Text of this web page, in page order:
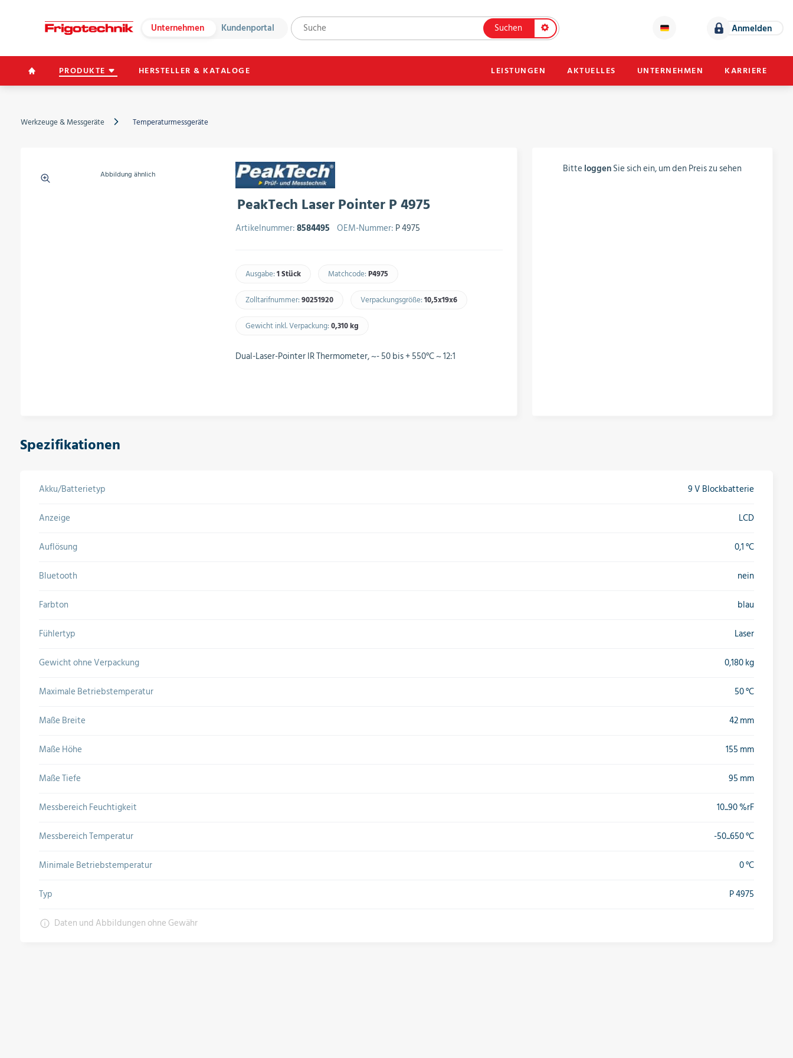
Unternehmen Kundenportal Suchen Anmelden
PRODUKTE HERSTELLER & KATALOGE LEISTUNGEN AKTUELLES UNTERNEHMEN KARRIERE
Werkzeuge & Messgeräte Temperaturmessgeräte
Abbildung ähnlich
PeakTech Laser Pointer P 4975
Artikelnummer:8584495 OEM-Nummer: P 4975
Ausgabe:1 Stück Matchcode:P4975​
Zolltarifnummer:90251920​ Verpackungsgröße:10,5x19x6​
Gewicht inkl. Verpackung:0,310 kg​
Dual-Laser-Pointer IR Thermometer, ~- 50 bis + 550°C ~ 12:1
Bitte loggenSie sich ein, um den Preis zu sehen
Spezifikationen
Akku/Batterietyp
9 V Blockbatterie
Anzeige
LCD
Auflösung
0,1 °C
Bluetooth
nein
Farbton
blau
Fühlertyp
Laser
Gewicht ohne Verpackung
0,180 kg
Maximale Betriebstemperatur
50 °C
Maße Breite
42 mm
Maße Höhe
155 mm
Maße Tiefe
95 mm
Messbereich Feuchtigkeit
10...90 %rF
Messbereich Temperatur
-50...650 °C
Minimale Betriebstemperatur
0 °C
Typ
P 4975
Daten und Abbildungen ohne Gewähr